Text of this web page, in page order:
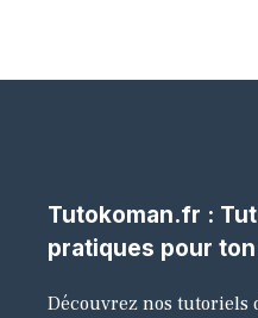
Tutokoman.fr :
pratiques pour
Découvrez nos tutoriels